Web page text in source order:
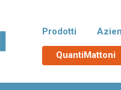
Prodotti
QuantiMattoni
Più CAM